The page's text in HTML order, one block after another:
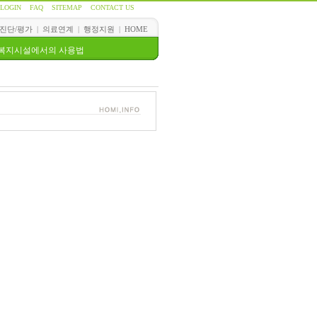
LOGIN FAQ SITEMAP CONTACT US
진단/평가 | 의료연계 | 행정지원 | HOME
지시설에서의 사용법